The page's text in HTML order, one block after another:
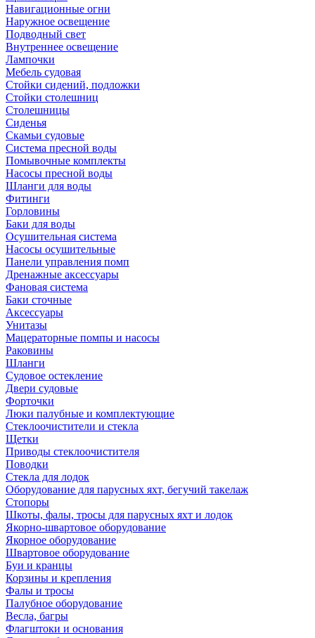
Навигационные огни
Наружное освещение
Подводный свет
Внутреннее освещение
Лампочки
Мебель судовая
Стойки сидений, подложки
Стойки столешниц
Столешницы
Сиденья
Скамьи судовые
Система пресной воды
Помывочные комплекты
Насосы пресной воды
Шланги для воды
Фитинги
Горловины
Баки для воды
Осушительная система
Насосы осушительные
Панели управления помп
Дренажные аксессуары
Фановая система
Баки сточные
Аксессуары
Унитазы
Мацераторные помпы и насосы
Раковины
Шланги
Судовое остекление
Двери судовые
Форточки
Люки палубные и комплектующие
Стеклоочистители и стекла
Щетки
Приводы стеклоочистителя
Поводки
Стекла для лодок
Оборудование для парусных яхт, бегучий такелаж
Стопоры
Шкоты, фалы, тросы для парусных яхт и лодок
Якорно-швартовое оборудование
Якорное оборудование
Швартовое оборудование
Буи и кранцы
Корзины и крепления
Фалы и тросы
Палубное оборудование
Весла, багры
Флагштоки и основания